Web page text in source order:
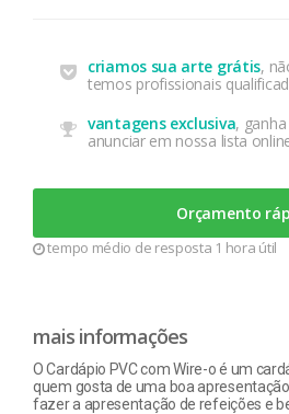
criamos sua arte grátis,
temos profissionais
vantagens exclusiva,
anunciar em nossa lista
Orçamento
tempo médio de resposta 1 hora útil
mais informações
O Cardápio PVC com Wire-o é um
quem gosta de uma boa
fazer a apresentação de refeições e